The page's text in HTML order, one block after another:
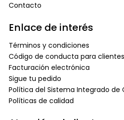
Contacto
Enlace de interés
Términos y condiciones
Código de conducta para
Facturación electrónica
Sigue tu pedido
Política del Sistema Integrado de
Políticas de calidad